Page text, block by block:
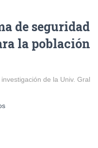
de seguridad
la población
de la Univ. Gral